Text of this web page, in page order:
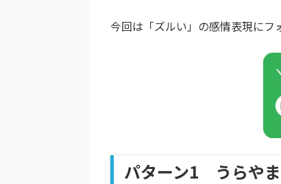
今回は「ズルい」の感情表現にフ
パターン1 うらや